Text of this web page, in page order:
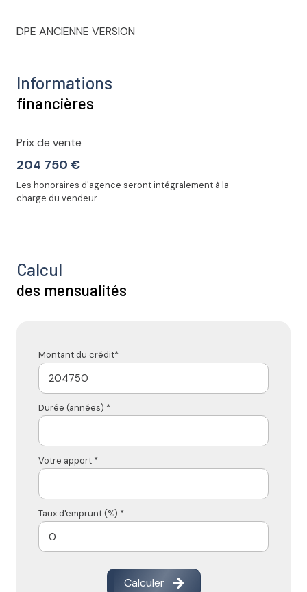
DPE ANCIENNE VERSION
Informations
financières
Prix de vente
204 750 €
Les honoraires d'agence seront intégralement à la
charge du vendeur
Calcul
des mensualités
Montant du crédit*
Durée (années) *
Votre apport *
Taux d'emprunt (%) *
Calculer